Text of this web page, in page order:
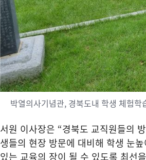
박열의사기념관, 경북도내 학생 체험학
서원 이사장은 “경북도 교직원들의
생들의 현장 방문에 대비해 학생 눈
있는 교육의 장이 될 수 있도록 최선